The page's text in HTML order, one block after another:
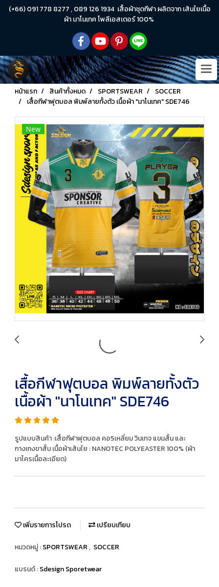
(+66) 091 778 8277 , 089 126 1934 เสื้อผ้าชุดกีฬา ผลิตจาก เส้นใยเนื้อ
ผ้า นาโนเทค โพลีเอสเตอร์ 100%
หน้าแรก สินค้าทั้งหมด SPORTSWEAR
SOCCER
เสื้อกีฬาฟุตบอล พิมพ์ลายทั้งตัว เนื้อผ้า "นาโนเทค" SDE746
New
เสื้อกีฬาฟุตบอล พิมพ์ลายทั้งตัว
เนื้อผ้า "นาโนเทค" SDE746
รูปแบบสินค้า :เสื้อกีฬาฟุตบอล คอ5เหลี่ยม วินเทจ แขนสั้น และ
กางเกงขาสั้น เนื้อผ้าเส้นใย : NANOTEC POLYEASTER 100% (ผ้า
มาโครเนื้อละเอียด)
เพิ่มรายการโปรด เปรียบเทียบ
หมวดหมู่ :SPORTSWEAR, SOCCER
แบรนด์ :Sdesign Sporetwear